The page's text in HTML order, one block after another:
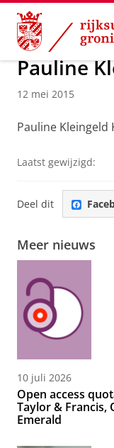
Skip
Content
Skip
Navigation
Over ons
Pauline
12 mei 2015
Pauline Kleingeld
Laatst gewijzigd:
Deel dit
Meer nieuws
10 juli 2026
Open access
Taylor & Francis,
Emerald